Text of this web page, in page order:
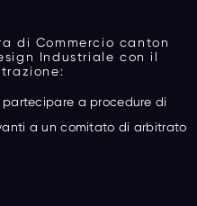
di Commercio canton
Industriale con il
a procedure di
a un comitato di arbitrato